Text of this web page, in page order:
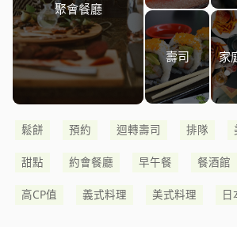
聚會餐廳
壽司 家
鬆餅 預約 迴轉壽司 排隊
甜點 約會餐廳 早午餐 餐酒館
高CP值 義式料理 美式料理 日